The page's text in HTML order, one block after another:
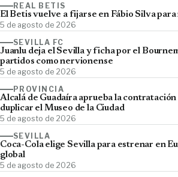
REAL BETIS
El Betis vuelve a fijarse en Fábio Silva
5 de agosto de 2026
SEVILLA FC
Juanlu deja el Sevilla y ficha por el
partidos como nervionense
5 de agosto de 2026
PROVINCIA
Alcalá de Guadaíra aprueba la contratación
duplicar el Museo de la Ciudad
5 de agosto de 2026
SEVILLA
Coca-Cola elige Sevilla para estrenar en
global
5 de agosto de 2026